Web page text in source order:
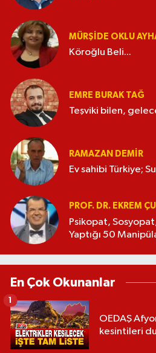
MÜRŞIDE OKLU
Köroğlu Beli...
EMRE BURAK TAĞ
Teşviki bilen,
RAMAZAN DEMİR
Ev sahibi Türkiye;
PROF. DR. EKREM
Psikopat,
Yaptığı 50
En Çok Okunanlar
OEDAŞ
kesintileri
1